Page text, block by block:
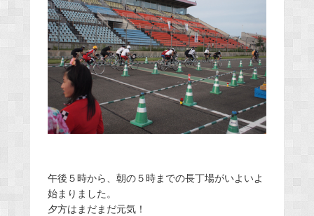
午後５時から、朝の５時までの長丁場がいよいよ
始まりました。
夕方はまだまだ元気！